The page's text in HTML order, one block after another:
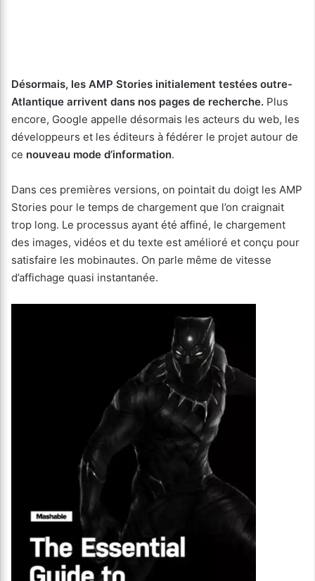
Désormais, les AMP Stories initialement testées outre-
Atlantique arrivent dans nos pages de recherche. Plus
encore, Google appelle désormais les acteurs du web, les
développeurs et les éditeurs à fédérer le projet autour de
ce nouveau mode d’information.
Dans ces premières versions, on pointait du doigt les AMP
Stories pour le temps de chargement que l’on craignait
trop long. Le processus ayant été affiné, le chargement
des images, vidéos et du texte est amélioré et conçu pour
satisfaire les mobinautes. On parle même de vitesse
d’affichage quasi instantanée.